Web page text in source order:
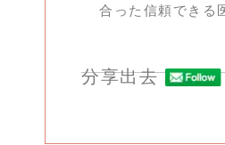
合った信頼できる
分享出去